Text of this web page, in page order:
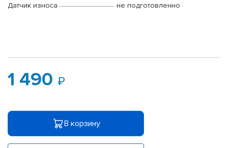
Датчик износа
не подготовленно
1 490
В корзину